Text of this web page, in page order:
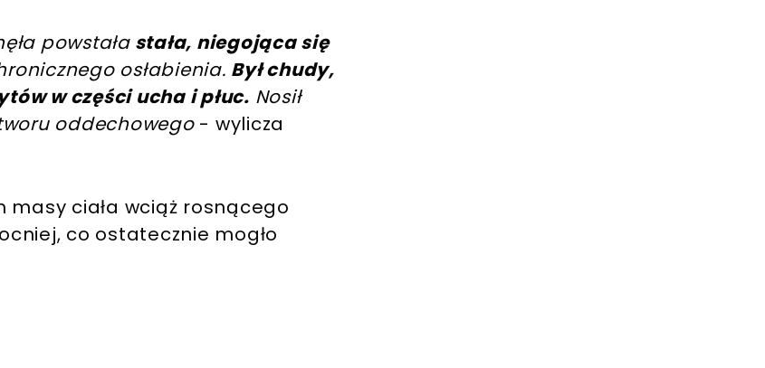
powstałastała, niegojąca się
osłabienia. Był chudy,
w części ucha i płuc. Nosił
oddechowego- wylicza
masy ciała wciąż rosnącego
co ostatecznie mogło